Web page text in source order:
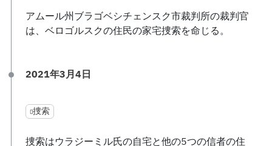
アムール州ブラゴベシチェンスク市裁判所の裁判官
は、ベロゴルスクの住民の家宅捜索を命じる。
2021年3月4日
捜索
捜索はウラジーミル氏の自宅と他の5つの信者の住